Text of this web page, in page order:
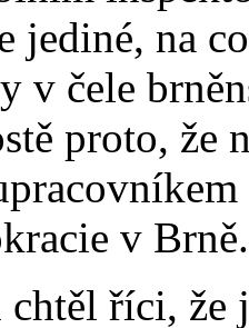
jediné, na
v čele
proto, že
v Brně.
chtěl říci,